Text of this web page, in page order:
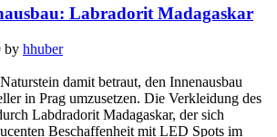
Labradorit Madagaskar
by hhuber
damit betraut, den Innenausbau
in Prag umzusetzen. Die Verkleidung des
Labdradorit Madagaskar, der sich
Beschaffenheit mit LED Spots im